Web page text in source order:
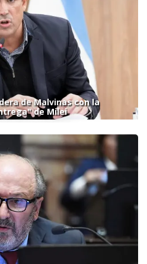
de Malvinas con la
de Milei